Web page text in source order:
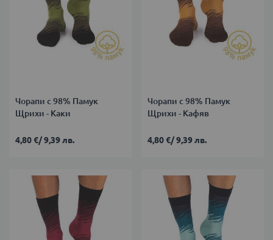
Чорапи с 98% Памук
Щрихи - Каки
4,80 €/9,39 лв.
Чорапи с 98% Памук
Щрихи - Кафяв
4,80 €/9,39 лв.